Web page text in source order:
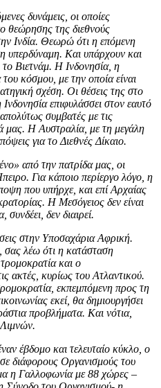
δυνάμεις, οι οποίες
θεώρησης της διεθνούς
Ινδία. Θεωρώ ότι η επόμενη
υπερδύναμη. Και υπάρχουν και
Βιετνάμ. Η Ινδονησία, η
κόσμου, με την οποία είναι
σχέση. Οι θέσεις της στο
επιφυλάσσει στον εαυτό
συμβατές με τις
μας. Η Αυστραλία, με τη μεγάλη
για το Διεθνές Δίκαιο.
από την πατρίδα μας, οι
Για κάποιο περίεργο λόγο, η
που υπήρχε, και επί Αρχαίας
Η Μεσόγειος δεν είναι
δεν διαιρεί.
στην Υποσαχάρια Αφρική.
σας λέω ότι η κατάσταση
και ο
ακτές, κυρίως του Ατλαντικού.
εκπεμπόμενη προς τη
εκεί, θα δημιουργήσει
προβλήματα. Και νότια,
έβδομο και τελευταίο κύκλο, ο
διάφορους Οργανισμούς του
η Γαλλοφωνία με 88 χώρες –